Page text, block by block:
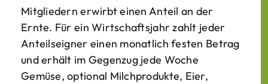
Mitgliedern erwirbt einen Anteil an der
Ernte. Für ein Wirtschaftsjahr zahlt jeder
Anteilseigner einen monatlich festen Betrag
und erhält im Gegenzug jede Woche
Gemüse, optional Milchprodukte, Eier,